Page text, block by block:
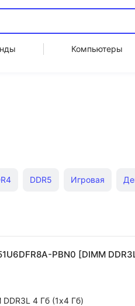
Компьютеры
DDR5 Игровая
PBN0 [DIMM
DDR3L 4 Гб (1x4 Гб)